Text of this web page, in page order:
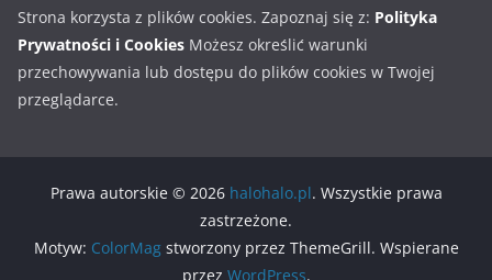
Strona korzysta z plików cookies. Zapoznaj się z: Polityka
Prywatności i Cookies Możesz określić warunki
przechowywania lub dostępu do plików cookies w Twojej
przeglądarce.
Prawa autorskie © 2026 halohalo.pl. Wszystkie prawa
zastrzeżone.
Motyw: ColorMagstworzony przez ThemeGrill. Wspierane
przez WordPress.